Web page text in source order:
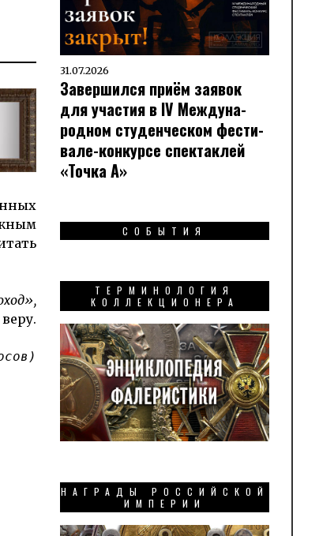
31.07.2026
Завершился приём заявок
для участия в IV Меж­ду­на­
род­ном сту­ден­чес­ком фес­ти­
вале-кон­кур­се спек­таклей
«Точка А»
СОБЫТИЯ
ТЕРМИНОЛОГИЯ
КОЛЛЕКЦИОНЕРА
НАГРАДЫ РОССИЙСКОЙ
ИМПЕРИИ